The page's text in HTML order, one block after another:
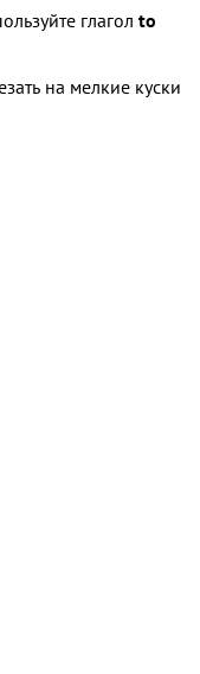
глагол to
на мелкие куски